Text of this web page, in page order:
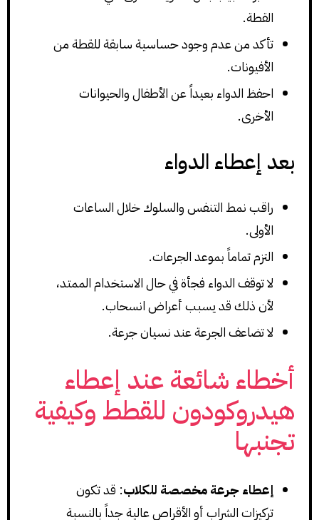
القطة.
تأكد من عدم وجود حساسية سابقة للقطة من
الأفيونات.
احفظ الدواء بعيداً عن الأطفال والحيوانات
الأخرى.
بعد إعطاء الدواء
راقب نمط التنفس والسلوك خلال الساعات
الأولى.
التزم تماماً بموعد الجرعات.
لا توقف الدواء فجأة في حال الاستخدام الممتد،
لأن ذلك قد يسبب أعراض انسحاب.
لا تضاعف الجرعة عند نسيان جرعة.
أخطاء شائعة عند إعطاء
هيدروكودون للقطط وكيفية
تجنبها
إعطاء جرعة مخصصة للكلاب: قد تكون
تركيزات الشراب أو الأقراص عالية جداً بالنسبة